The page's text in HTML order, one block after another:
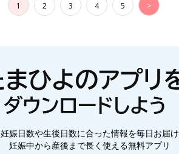
1 2 3 4 5 >
妊娠日数や生後日数に合った情報を毎日お届け
妊娠中から産後まで長く使える無料アプリ